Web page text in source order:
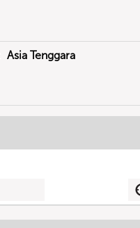
Asia Tenggara